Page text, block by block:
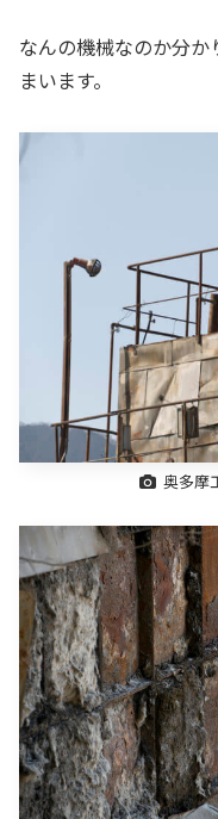
なんの機械なのか分
まいます。
奥多摩